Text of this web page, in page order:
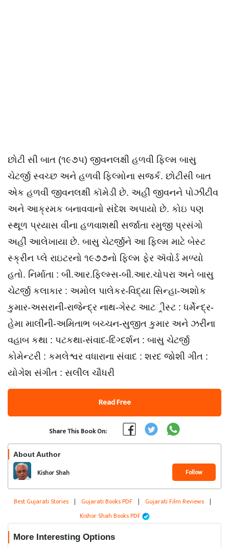
છોટી સી બાત (૧૯૭૫) જીવનલક્ષી હળવી ફિલ્મ બાસુ
ચેટર્જી સ્વચ્છ અને હળવી ફિલ્મોના સજર્ક. છોટીસી બાત
એક હળવી જીવનલક્ષી કૉમેડી છે. અહીં જીવનને પોઝીટીવ
અને આક્રમક બનાવવાનો સંદેશ અપાયો છે. કોઇ પણ
સ્થૂળ પ્રયાસ વીના હળવાશથી સર્જાતા રમુજી પ્રસંગો
અહીં આલેખાયા છે. બાસુ ચેટર્જીને આ ફિલ્મ માટે બેસ્ટ
સ્ક્રીન પ્લે રાઇટરનો ૧૯૭૭નો ફિલ્મ ફેર ઍવોર્ડ મળ્યો
હતો. નિર્માતા : બી.આર.ફિલ્મ્સ-બી.આર.ચોપરા અને બાસુ
ચેટર્જી કલાકાર : અમોલ પાલેકર-વિદ્યા સિન્હા-અશોક
કુમાર-અસરાની-રાજેન્દ્ર નાથ-ગેસ્ટ આટર્ીસ્ટ : ધર્મેન્દ્ર-
હેમા માલીની-અમિતાભ બચ્ચન-સુજીત કુમાર અને ઝરીના
વહાબ કથા : પટકથા-સંવાદ-દિગ્દર્શન : બાસુ ચેટર્જી
કોમેન્ટરી : કમલેશ્વર વધારાના સંવાદ : શરદ જોશી ગીત :
યોગેશ સંગીત : સલીલ ચૌધરી
Read Free
Share This Book On:
About Author
Kishor Shah Follow
Best Gujarati Stories | Gujarati Books PDF | Gujarati Film Reviews |
Kishor Shah Books PDF
More Interesting Options